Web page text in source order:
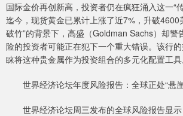
国际金价再创新高，投资者仍在疯狂涌入这一“
迄今，现货黄金已累计上涨了近7%，升破4600
破竹”的背景下，高盛（Goldman Sachs）却警
险的投资者可能正在犯下一个重大错误。该行
睐将这种贵金属作为投资组合的多元化配置工具
世界经济论坛年度风险报告：全球正处“悬
世界经济论坛周三发布的全球风险报告显示